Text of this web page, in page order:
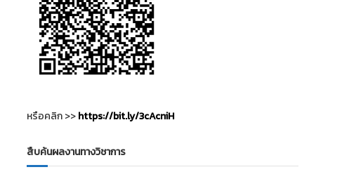
หรือคลิก >>https://bit.ly/3cAcniH
สืบค้นผลงานทางวิชาการ